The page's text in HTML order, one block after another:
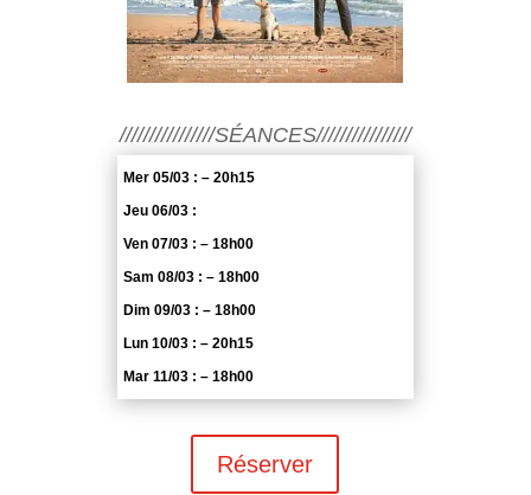
////////////////SÉANCES////////////////
Mer 05/03 : – 20h15
Jeu 06/03 :
Ven 07/03 : – 18h00
Sam 08/03 : – 18h00
Dim 09/03 : – 18h00
Lun 10/03 : – 20h15
Mar 11/03 : – 18h00
Réserver